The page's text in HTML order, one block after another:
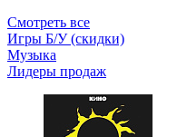
Смотреть все
Игры Б/У (скидки)
Музыка
Лидеры продаж